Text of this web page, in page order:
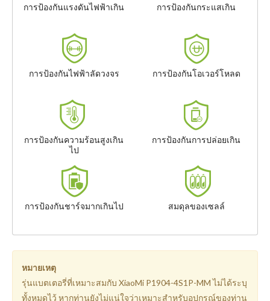
การป้องกันแรงดันไฟฟ้าเกิน การป้องกันกระแสเกิน
การป้องกันไฟฟ้าลัดวงจร การป้องกันโอเวอร์โหลด
การป้องกันความร้อนสูงเกิน
ไป
การป้องกันการปล่อยเกิน
การป้องกันชาร์จมากเกินไป สมดุลของเซลล์
หมายเหตุ
รุ่นแบตเตอรี่ที่เหมาะสมกับ XiaoMi P1904-4S1P-MM ไม่ได้ระบุ
ทั้งหมดไว้ หากท่านยังไม่แน่ใจว่าเหมาะสำหรับอุปกรณ์ของท่าน